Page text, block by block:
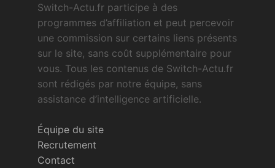
Switch-Actu.fr participe à des
programmes d’affiliation et peut percevoir
une commission sur certains liens présents
sur le site, sans coût supplémentaire pour
vous. Tous les contenus de Switch-Actu.fr
sont rédigés par notre équipe, sans
assistance d’intelligence artificielle.
Équipe du site
Recrutement
Contact